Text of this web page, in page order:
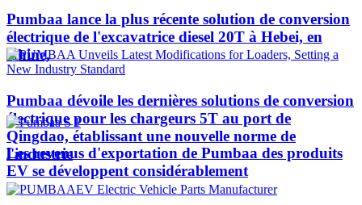
Pumbaa lance la plus récente solution de conversion
électrique de l'excavatrice diesel 20T à Hebei, en
Chine,
Pumbaa dévoile les dernières solutions de conversion
électrique pour les chargeurs 5T au port de
Qingdao, établissant une nouvelle norme de
l'industrie
Les revenus d'exportation de Pumbaa des produits
EV se développent considérablement